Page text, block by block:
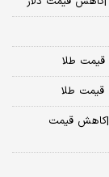
قیمت سکه، نیم سکه و ربع سکه امروز ۱۸ مرداد ۱۴۰۵|کاهش قیمت